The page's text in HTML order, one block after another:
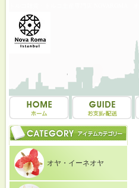
オヤ・イーネオヤ